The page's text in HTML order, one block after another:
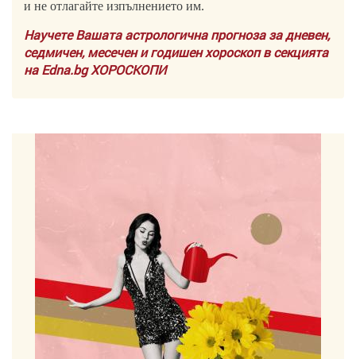
и не отлагайте изпълнението им.
Научете Вашата астрологична прогноза за дневен,
седмичен, месечен и годишен хороскоп в секцията
на Edna.bg ХОРОСКОПИ